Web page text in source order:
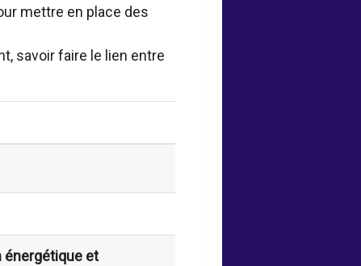
mettre en place des
savoir faire le lien entre
énergétique et